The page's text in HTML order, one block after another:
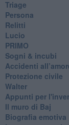
Triage
Persona
Relitti
Lucio
PRIMO
Sogni & incubi
Accidenti
Protezione civile
Walter
Appunti per
Il muro di Baj
Biografia emotiva